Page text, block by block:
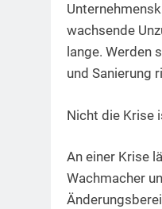
wachsende
lange. Werden
und Sanierung
Nicht die Krise
An einer Krise
Wachmacher